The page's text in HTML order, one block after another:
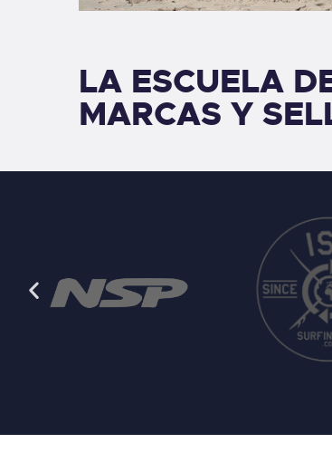
LA ESCUELA
MARCAS Y